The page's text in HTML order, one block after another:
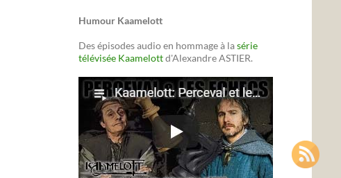
Humour Kaamelott
Des épisodes audio en hommage à lasérie
télévisée Kaamelottd'Alexandre ASTIER.